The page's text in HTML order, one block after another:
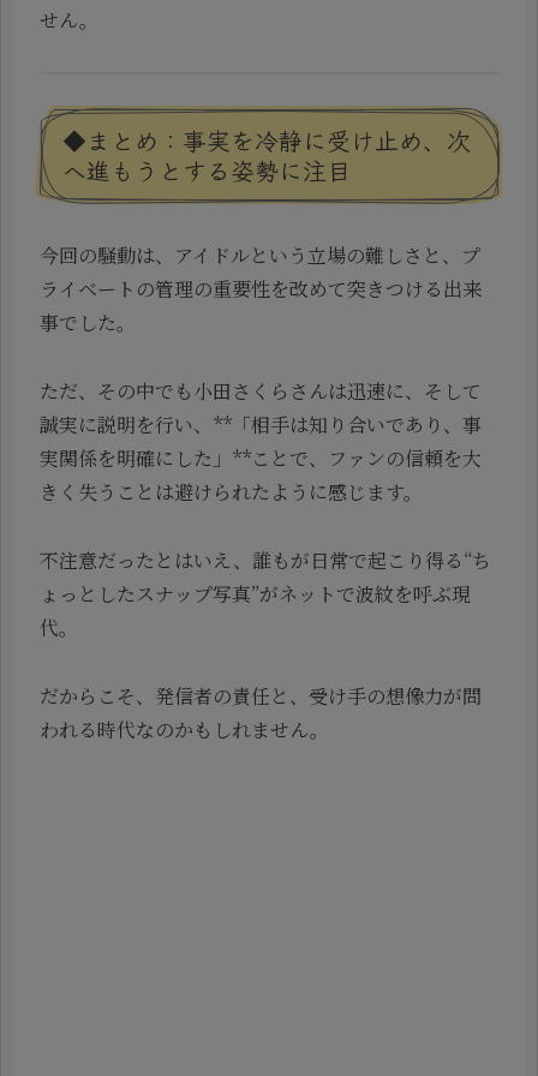
せん。
◆まとめ：事実を冷静に受け止め、次
へ進もうとする姿勢に注目
今回の騒動は、アイドルという立場の難しさと、プ
ライベートの管理の重要性を改めて突きつける出来
事でした。
ただ、その中でも小田さくらさんは迅速に、そして
誠実に説明を行い、**「相手は知り合いであり、事
実関係を明確にした」**ことで、ファンの信頼を大
きく失うことは避けられたように感じます。
不注意だったとはいえ、誰もが日常で起こり得る“ち
ょっとしたスナップ写真”がネットで波紋を呼ぶ現
代。
だからこそ、発信者の責任と、受け手の想像力が問
われる時代なのかもしれません。